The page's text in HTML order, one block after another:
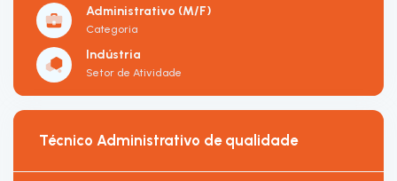
Administrativo (M/F)
Categoria
Indústria
Setor de Atividade
Técnico Administrativo de qualidade